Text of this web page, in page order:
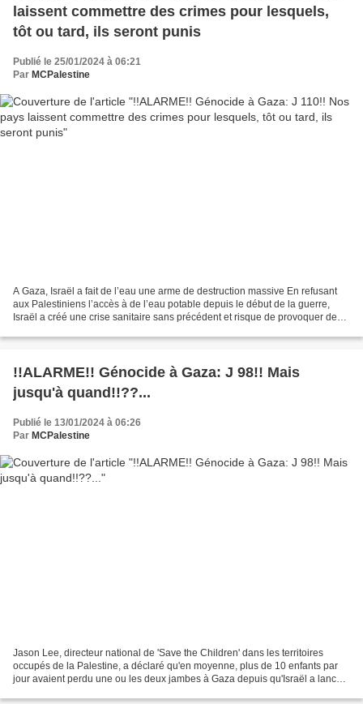
laissent commettre des crimes pour lesquels,
tôt ou tard, ils seront punis
Publié le 25/01/2024 à 06:21
Par MCPalestine
A Gaza, Israël a fait de l’eau une arme de destruction massive En refusant
aux Palestiniens l’accès à de l’eau potable depuis le début de la guerre,
Israël a créé une crise sanitaire sans précédent et risque de provoquer des
!!ALARME!! Génocide à Gaza: J 98!! Mais
jusqu'à quand!!??...
Publié le 13/01/2024 à 06:26
Par MCPalestine
Jason Lee, directeur national de 'Save the Children' dans les territoires
occupés de la Palestine, a déclaré qu'en moyenne, plus de 10 enfants par
jour avaient perdu une ou les deux jambes à Gaza depuis qu'Israël a lancé